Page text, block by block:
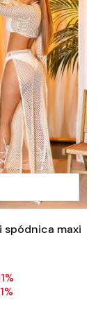
spódnica maxi